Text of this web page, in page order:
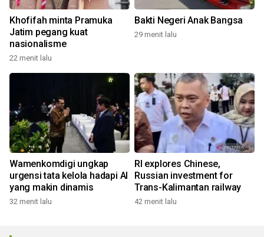
Khofifah minta Pramuka
Jatim pegang kuat
nasionalisme
22 menit lalu
Bakti Negeri Anak Bangsa
29 menit lalu
Wamenkomdigi ungkap
urgensi tata kelola hadapi AI
yang makin dinamis
32 menit lalu
RI explores Chinese,
Russian investment for
Trans-Kalimantan railway
42 menit lalu